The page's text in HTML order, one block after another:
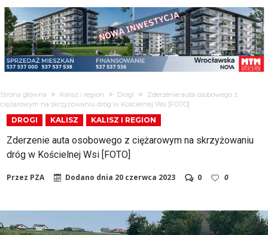
Strona główna Kalisz i region Drogi
Zderzenie auta osobowego z
ciężarowym na skrzyżowaniu dróg w Kościelnej Wsi [FOTO]
DROGI KALISZ KALISZ I REGION
Zderzenie auta osobowego z ciężarowym na skrzyżowaniu
dróg w Kościelnej Wsi [FOTO]
Przez PZA Dodano dnia 20 czerwca 2023 0 0